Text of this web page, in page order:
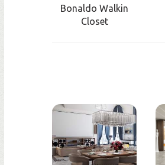
Bonaldo Walkin
Closet